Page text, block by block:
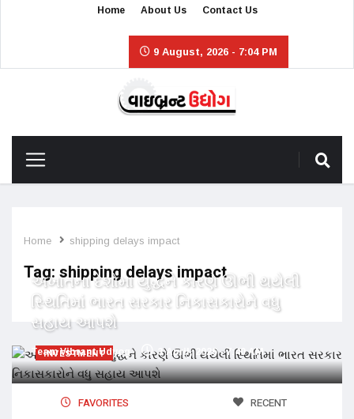
Home About Us Contact Us
9 August, 2026 - 7:04 PM
Home shipping delays impact
Tag: shipping delays impact
INVESTMENT
અખાતના દેશોમાં યુદ્ધને કારણે ઊભી થયેલી
સ્થિતિમાં ભારત સરકાર નિકાસકારોને વધુ
સહાય આપશે
Team Vibrant Udyog 3 April, 2026 - 7:40 AM
FAVORITES RECENT